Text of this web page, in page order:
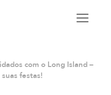
com o Long Island –
festas!